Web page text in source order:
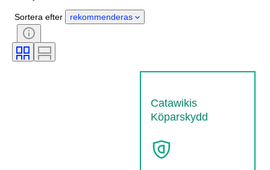
Era
Sortera efter rekommenderas
Catawikis
Köparskydd